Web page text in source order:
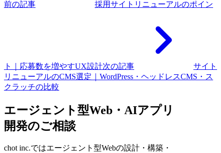
前の記事 採用サイトリニューアルのポイン
ト｜応募数を増やすUX設計次の記事
サイト
リニューアルのCMS選定｜WordPress・ヘッドレスCMS・ス
クラッチの比較
エージェント型Web・AIアプリ
開発のご相談
chot inc.ではエージェント型Webの設計・構築・